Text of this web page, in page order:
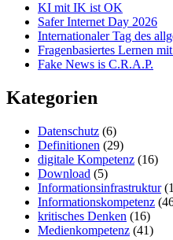
KI mit IK ist OK
Safer Internet Day 2026
Internationaler Tag des
Fragenbasiertes Lernen
Fake News is C.R.A.P.
Kategorien
Datenschutz (6)
Definitionen (29)
digitale Kompetenz (16)
Download (5)
Informationsinfrastruktur
Informationskompetenz
kritisches Denken (16)
Medienkompetenz (41)